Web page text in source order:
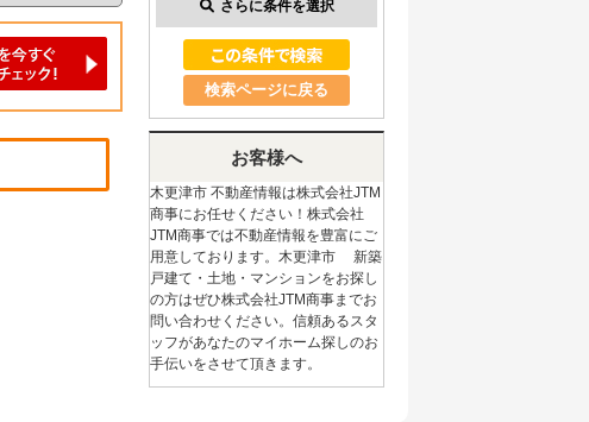
さらに条件を選択
検索ページに戻る
お客様へ
木更津市 不動産情報は株式会社JTM
商事にお任せください！株式会社
JTM商事では不動産情報を豊富にご
用意しております。木更津市 新築
戸建て・土地・マンションをお探し
の方はぜひ株式会社JTM商事までお
問い合わせください。信頼あるスタ
ッフがあなたのマイホーム探しのお
手伝いをさせて頂きます。